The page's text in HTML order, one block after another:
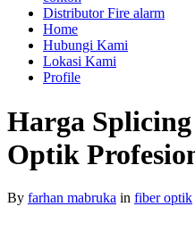
Distributor Fire alarm
Home
Hubungi Kami
Lokasi Kami
Profile
Harga
Optik
By farhan mabruka in fiber optik